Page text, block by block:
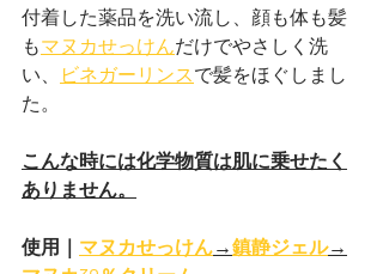
付着した薬品を洗い流し、顔も体も髪
もマヌカせっけん だけでやさしく洗
い、
ビネガーリンス で髪をほぐしまし
た。
こんな時には化学物質は肌に乗せたく
ありません。
使用｜ マヌカせっけん →鎮静ジェル→